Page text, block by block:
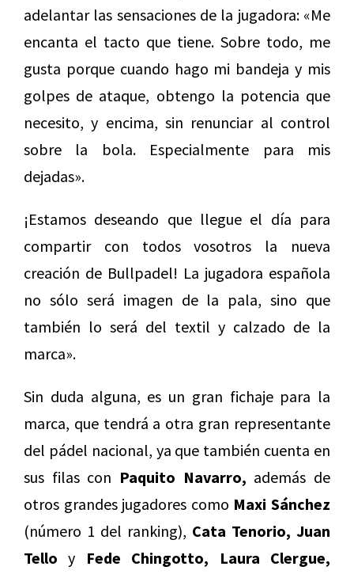
adelantar las sensaciones de la jugadora: «Me
encanta el tacto que tiene. Sobre todo, me
gusta porque cuando hago mi bandeja y mis
golpes de ataque, obtengo la potencia que
necesito, y encima, sin renunciar al control
sobre la bola. Especialmente para mis
dejadas».
¡Estamos deseando que llegue el día para
compartir con todos vosotros la nueva
creación de Bullpadel! La jugadora española
no sólo será imagen de la pala, sino que
también lo será del textil y calzado de la
marca».
Sin duda alguna, es un gran fichaje para la
marca, que tendrá a otra gran representante
del pádel nacional, ya que también cuenta en
sus filas con Paquito Navarro, además de
otros grandes jugadores como Maxi Sánchez
(número 1 del ranking), Cata Tenorio, Juan
Telloy Fede Chingotto, Laura Clergue,